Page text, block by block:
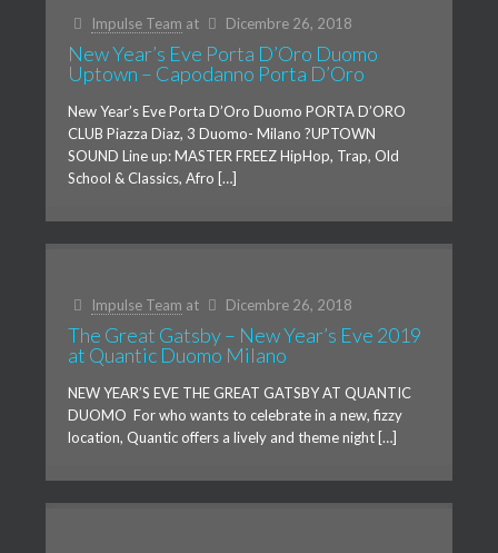
Impulse Team at Dicembre 26, 2018
New Year’s Eve Porta D’Oro Duomo
Uptown – Capodanno Porta D’Oro
New Year’s Eve Porta D’Oro Duomo PORTA D’ORO
CLUB Piazza Diaz, 3 Duomo- Milano ?UPTOWN
SOUND Line up: MASTER FREEZ HipHop, Trap, Old
School & Classics, Afro […]
Impulse Team at Dicembre 26, 2018
The Great Gatsby – New Year’s Eve 2019
at Quantic Duomo Milano
NEW YEAR’S EVE THE GREAT GATSBY AT QUANTIC
DUOMO For who wants to celebrate in a new, fizzy
location, Quantic offers a lively and theme night […]